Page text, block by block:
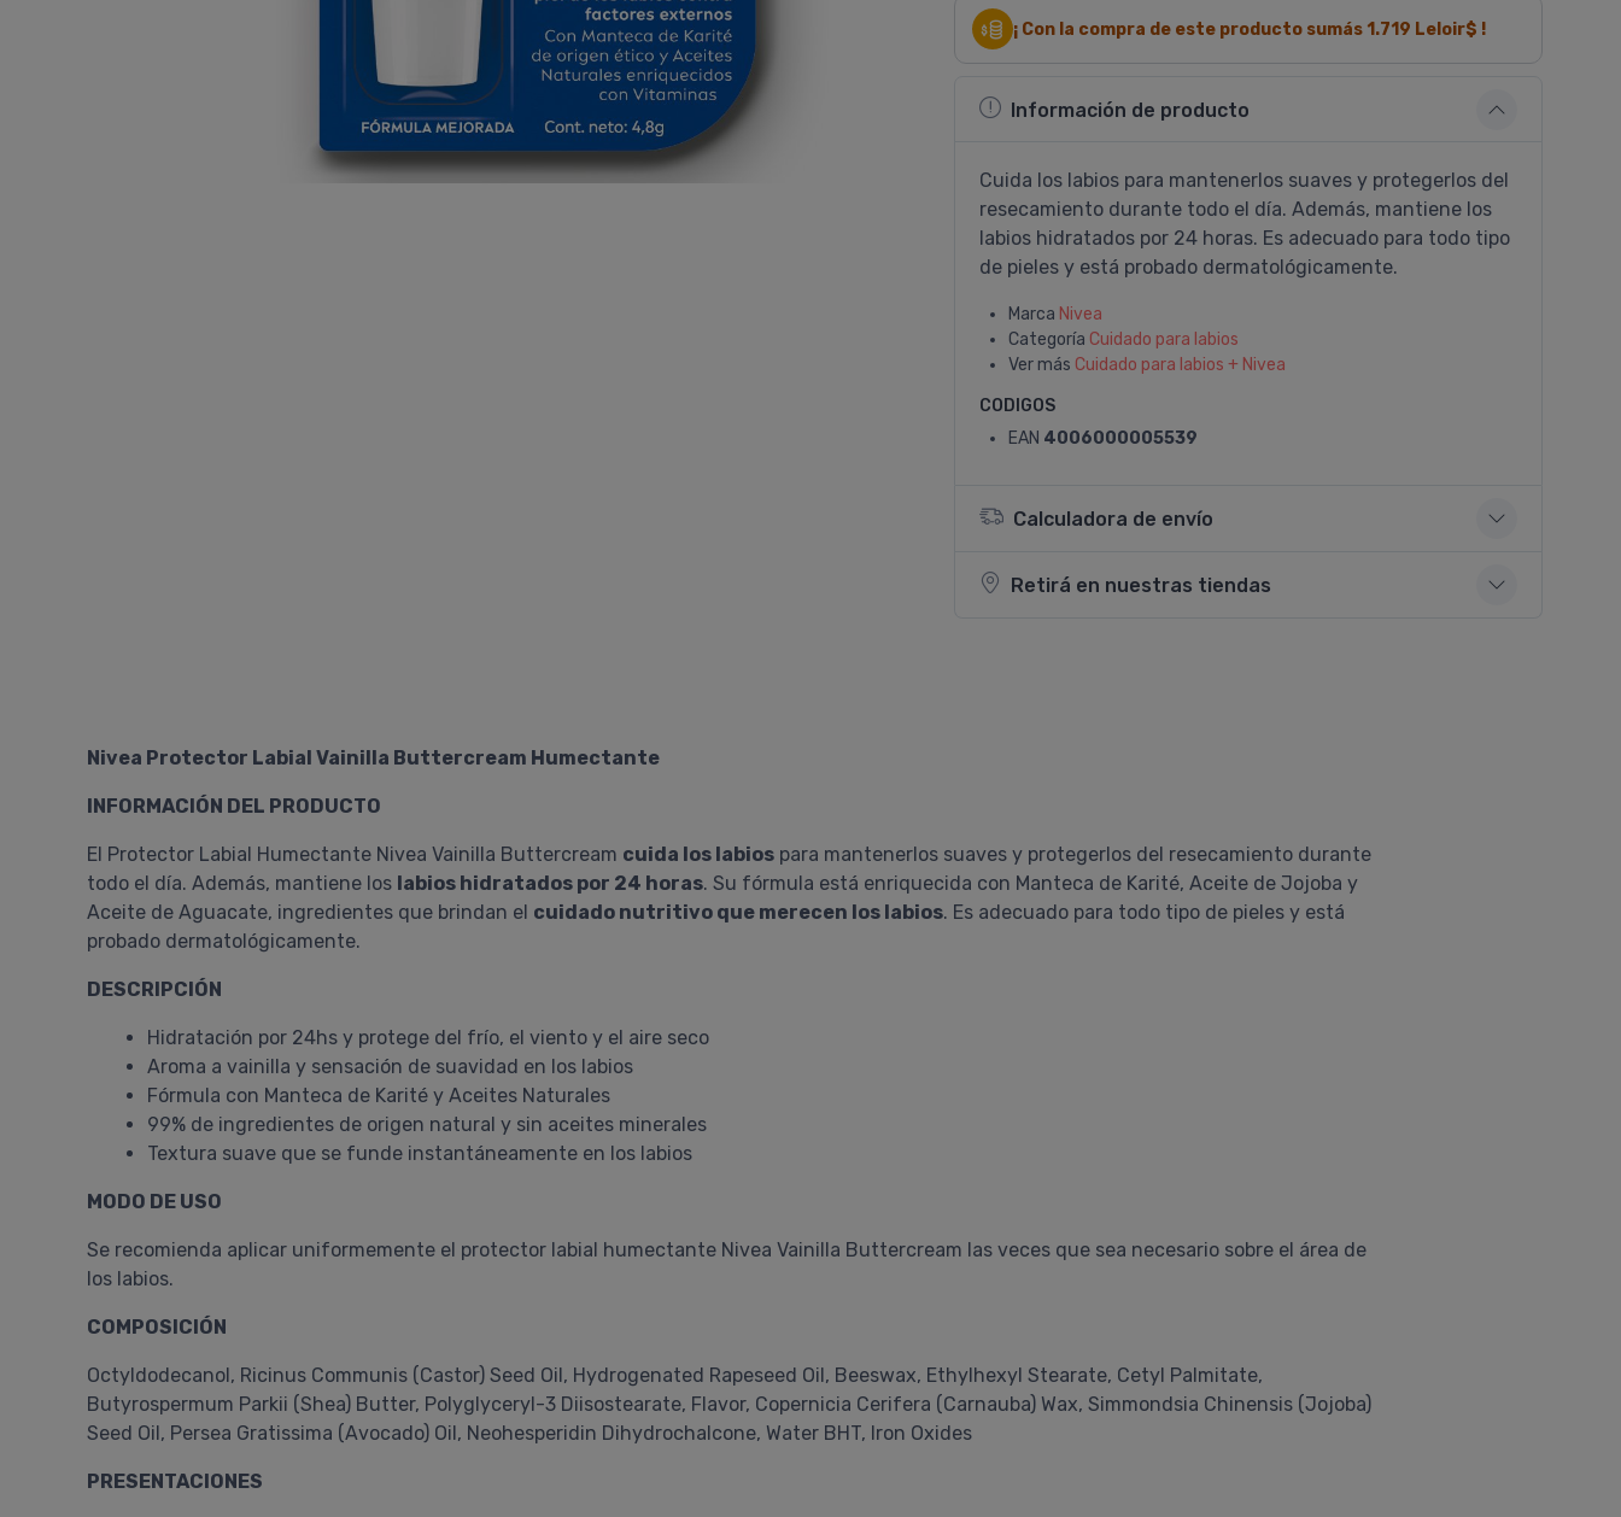
¡ Con la compra de este producto sumás 1.719 Leloir$ !
Información de producto
Cuida los labios para mantenerlos suaves y protegerlos del
resecamiento durante todo el día. Además, mantiene los
labios hidratados por 24 horas. Es adecuado para todo tipo
de pieles y está probado dermatológicamente.
Marca Nivea
Categoría Cuidado para labios
Ver más Cuidado para labios + Nivea
CODIGOS
EAN 4006000005539
Calculadora de envío
Retirá en nuestras tiendas
Nivea Protector Labial Vainilla Buttercream Humectante
INFORMACIÓN DEL PRODUCTO
El Protector Labial Humectante Nivea Vainilla Buttercream cuida los labios para mantenerlos suaves y protegerlos del resecamiento durante
todo el día. Además, mantiene los labios hidratados por 24 horas. Su fórmula está enriquecida con Manteca de Karité, Aceite de Jojoba y
Aceite de Aguacate, ingredientes que brindan el cuidado nutritivo que merecen los labios. Es adecuado para todo tipo de pieles y está
probado dermatológicamente.
DESCRIPCIÓN
Hidratación por 24hs y protege del frío, el viento y el aire seco
Aroma a vainilla y sensación de suavidad en los labios
Fórmula con Manteca de Karité y Aceites Naturales
99% de ingredientes de origen natural y sin aceites minerales
Textura suave que se funde instantáneamente en los labios
MODO DE USO
Se recomienda aplicar uniformemente el protector labial humectante Nivea Vainilla Buttercream las veces que sea necesario sobre el área de
los labios.
COMPOSICIÓN
Octyldodecanol, Ricinus Communis (Castor) Seed Oil, Hydrogenated Rapeseed Oil, Beeswax, Ethylhexyl Stearate, Cetyl Palmitate,
Butyrospermum Parkii (Shea) Butter, Polyglyceryl-3 Diisostearate, Flavor, Copernicia Cerifera (Carnauba) Wax, Simmondsia Chinensis (Jojoba)
Seed Oil, Persea Gratissima (Avocado) Oil, Neohesperidin Dihydrochalcone, Water BHT, Iron Oxides
PRESENTACIONES